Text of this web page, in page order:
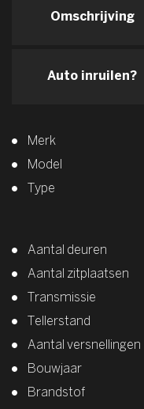
Omschrijving
Auto inruilen?
Merk
Model
Type
Aantal deuren
Aantal zitplaatsen
Transmissie
Tellerstand
Aantal versnellingen
Bouwjaar
Brandstof